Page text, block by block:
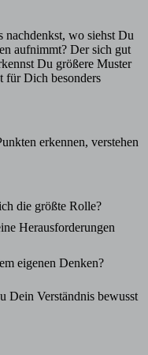
nachdenkst, wo siehst Du
aufnimmt? Der sich gut
Du größere Muster
für Dich besonders
erkennen, verstehen
die größte Rolle?
Herausforderungen
eigenen Denken?
Dein Verständnis bewusst